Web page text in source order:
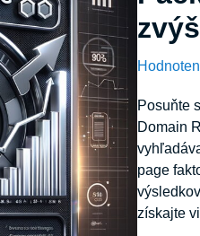
Posuňte
Domain
page
získajte